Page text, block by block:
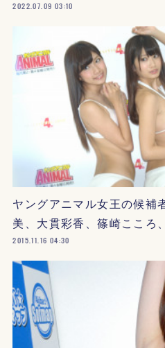
2022.07.09 03:10
ヤングアニマル女王の候補
美、大貫彩香、篠崎ここ
2015.11.16 04:30